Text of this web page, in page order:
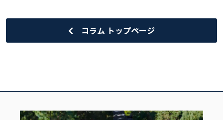
コラム トップページ